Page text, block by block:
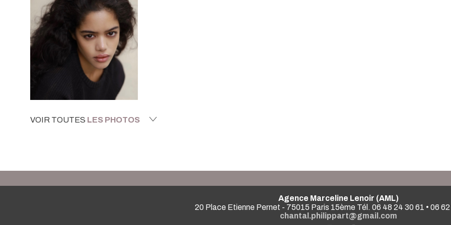
VOIR TOUTES LES PHOTOS
Agence Marceline Lenoir (AML)
20 Place Etienne Pernet - 75015 Paris 15ème Tél. 06 48 24 30 61 • 06 62
chantal.philippart@gmail.com